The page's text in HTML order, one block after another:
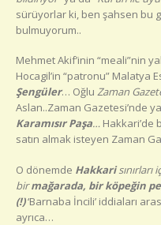
sürüyorlar ki, ben şahsen bu
bulmuyorum..
Mehmet Akif’inin “meali”nin
Hocagil’in “patronu” Malatya
Şengüler… Oğlu Zaman
Aslan..Zaman Gazetesi’nde
Karamısır Paşa… Hakkari’de
satın almak isteyen Zaman
O dönemde Hakkarisınırları
birmağarada, bir köpeğin
(!)‘Barnaba İncili’ iddiaları
ayrıca…